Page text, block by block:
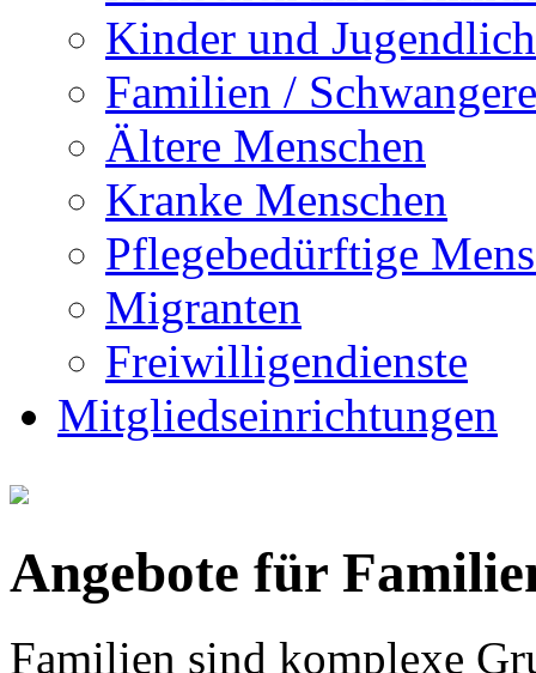
Kinder und
Familien / Schwangere
Ältere Menschen
Kranke Menschen
Pflegebedürftige
Migranten
Freiwilligendienste
Mitgliedseinrichtungen
Angebote für
Familien sind komplexe